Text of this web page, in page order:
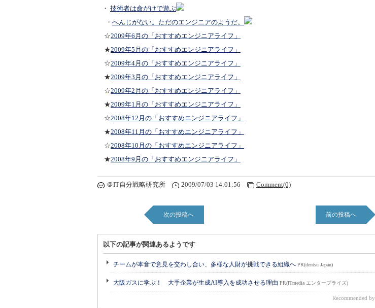
・ 技術者は命がけで遊ぶ
・ へんじがない。ただのエンジニアのようだ。
☆2009年6月の「おすすめエンジニアライフ」
★2009年5月の「おすすめエンジニアライフ」
☆2009年4月の「おすすめエンジニアライフ」
★2009年3月の「おすすめエンジニアライフ」
☆2009年2月の「おすすめエンジニアライフ」
★2009年1月の「おすすめエンジニアライフ」
☆2008年12月の「おすすめエンジニアライフ」
★2008年11月の「おすすめエンジニアライフ」
☆2008年10月の「おすすめエンジニアライフ」
★2008年9月の「おすすめエンジニアライフ」
＠IT自分戦略研究所 2009/07/03 14:01:56 Comment(0)
次の投稿へ 前の投稿へ
以下の記事が関連あるようです
チームが本音で意見を交わし合い、多様な人財が挑戦できる組織へ PR(dentsu Japan)
大阪ガスに学ぶ！ 大手企業が生成AI導入を成功させる理由 PR(ITmedia エンタープライズ)
Recommended by